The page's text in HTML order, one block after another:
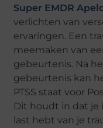
Super EMDR
verlichten van
ervaringen. Een
meemaken van
gebeurtenis. Na
gebeurtenis kan
PTSS staat voor
Dit houdt in dat je
last hebt van je